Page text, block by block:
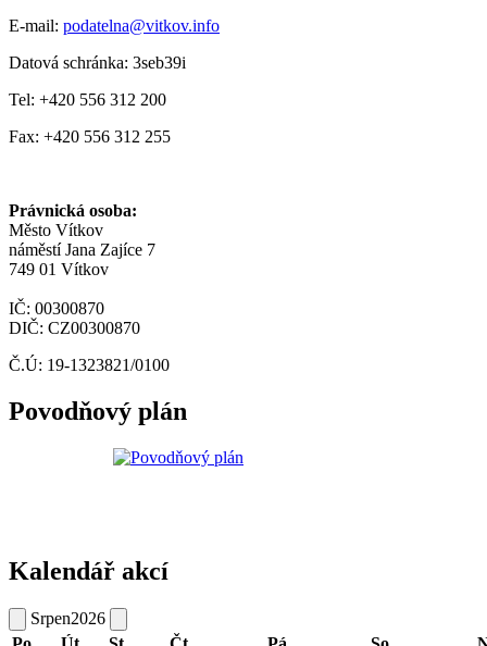
E-mail: podatelna@vitkov.info
Datová schránka: 3seb39i
Tel: +420 556 312 200
Fax: +420 556 312 255
Právnická osoba:
Město Vítkov
náměstí Jana Zajíce 7
749 01 Vítkov
IČ: 00300870
DIČ: CZ00300870
Č.Ú: 19-1323821/0100
Povodňový plán
Kalendář akcí
Srpen2026